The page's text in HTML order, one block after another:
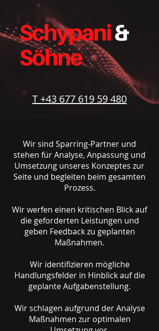
T +43 677 619 59 480
Wir sind Sparring-Partner und
stehen für Analyse, Anpassung und
Umsetzung unseres Konzeptes zur
Seite und begleiten beim gesamten
Prozess.
Wir werfen einen kritischen Blick auf
die geforderten Leistungen und
geben Feedback zu geplanten
Maßnahmen.
Wir identifizieren mögliche
Handlungsfelder in Hinblick auf die
geplante Aufgabenstellung.
Wir schlagen aufgrund der Analyse
Maßnahmen zur optimalen